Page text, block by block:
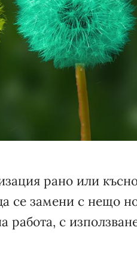
рано или
се замени с нещо
работа, с